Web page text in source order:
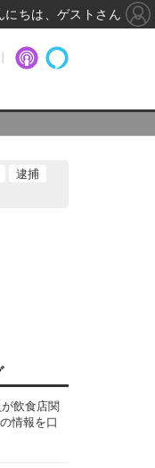
逮捕
飲食店関
情報を口
にちは、ゲストさん